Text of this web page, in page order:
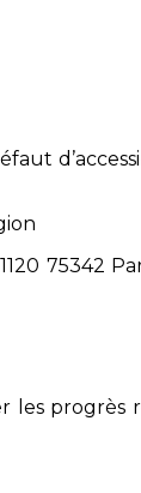
75342
progrès